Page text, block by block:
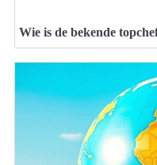
Wie is de bekende